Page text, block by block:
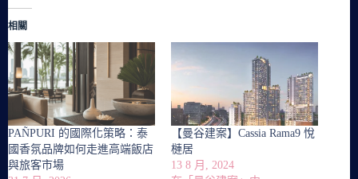
相關
PAÑPURI 的國際化策略：泰
國香氛品牌如何走進高端飯店
與旅客市場
【曼谷建案】Cassia Rama9 悅
槤居
13 8 月, 2024